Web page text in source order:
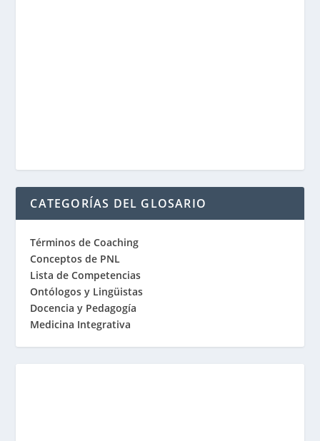
CATEGORÍAS DEL GLOSARIO
Términos de Coaching
Conceptos de PNL
Lista de Competencias
Ontólogos y Lingüistas
Docencia y Pedagogía
Medicina Integrativa